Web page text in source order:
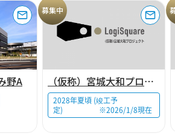
野A
募集中
（仮称）宮城大和プロジェクト
2028年夏頃 (竣工予
定) ※2026/1/8現在